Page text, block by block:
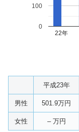
22年
0
100
平成23年
男性 501.9万円
女性 – 万円